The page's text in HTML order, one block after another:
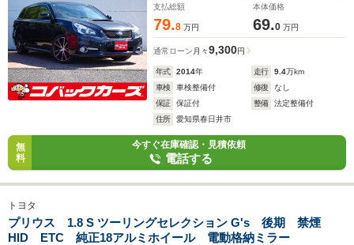
支払総額
79.8 万円
本体価格
69.0 万円
通常ローン 月々9,300円
年式 2014年 走行 9.4万km
車検
車検整備付 修復
なし
保証
保証付 整備
法定整備付
住所
愛知県春日井市
無
料
今すぐ在庫確認・見積依頼
電話する
トヨタ
プリウス 1.8 S ツーリングセレクション G's 後期 禁煙
HID ETC 純正18アルミホイール 電動格納ミラー